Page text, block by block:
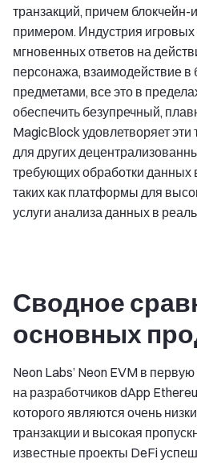
транзакций, причем
примером. Индустрия игровых
мгновенных ответов на
персонажа, взаимодействие
предметами, все это в
обеспечить безупречный,
MagicBlock удовлетворяет
для других
требующих обработки данных
таких как платформы для
услуги анализа данных в
Сводное
основных
Neon Labs’ Neon EVM в
на разработчиков dApp
которого являются очень
транзакции и высокая
известные проекты DeFi